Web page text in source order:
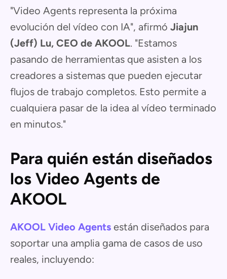
"Video Agents representa la próxima
evolución del vídeo con IA", afirmó Jiajun
(Jeff) Lu, CEO de AKOOL. "Estamos
pasando de herramientas que asisten a los
creadores a sistemas que pueden ejecutar
flujos de trabajo completos. Esto permite a
cualquiera pasar de la idea al vídeo terminado
en minutos."
Para quién están diseñados
los Video Agents de
AKOOL
AKOOL Video Agents están diseñados para
soportar una amplia gama de casos de uso
reales, incluyendo: